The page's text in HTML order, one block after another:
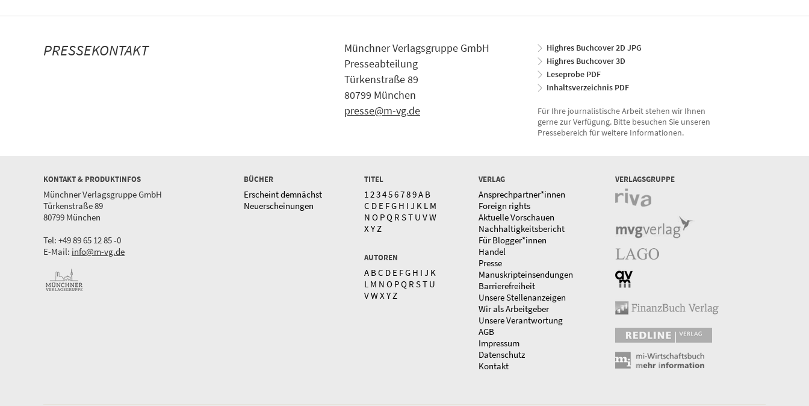
PRESSEKONTAKT
Münchner Verlagsgruppe GmbH
Presseabteilung
Türkenstraße 89
80799 München
presse@m-vg.de
Highres Buchcover 2D JPG
Highres Buchcover 3D
Leseprobe PDF
Inhaltsverzeichnis PDF
Für Ihre journalistische Arbeit stehen wir Ihnen
gerne zur Verfügung. Bitte besuchen Sie unseren
Pressebereich für weitere Informationen.
KONTAKT & PRODUKTINFOS
Münchner Verlagsgruppe GmbH
Türkenstraße 89
80799 München
Tel: +49 89 65 12 85 -0
E-Mail: info@m-vg.de
BÜCHER
Erscheint demnächst
Neuerscheinungen
TITEL
1 23456789A B
C D E FG H I J K L M
N O PQ R ST U VW
X Y Z
AUTOREN
A BC D E FG H I J K
L M N O PQ R ST U
VWX Y Z
VERLAG
Ansprechpartner*innen
Foreign rights
Aktuelle Vorschauen
Nachhaltigkeitsbericht
Für Blogger*innen
Handel
Presse
Manuskripteinsendungen
Barrierefreiheit
Unsere Stellenanzeigen
Wir als Arbeitgeber
Unsere Verantwortung
AGB
Impressum
Datenschutz
Kontakt
VERLAGSGRUPPE